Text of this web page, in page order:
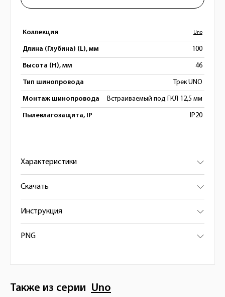
Коллекция Uno
Длина (Глубина) (L), мм 100
Высота (H), мм 46
Тип шинопровода Трек UNO
Монтаж шинопровода Встраиваемый под ГКЛ 12,5 мм
Пылевлагозащита, IP IP20
Характеристики
Скачать
Инструкция
PNG
Также из серии Uno